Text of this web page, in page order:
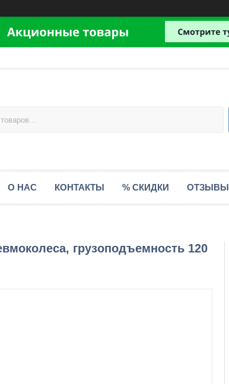
О НАС КОНТАКТЫ % СКИДКИ ОТЗЫВЫ
грузоподъемность 120